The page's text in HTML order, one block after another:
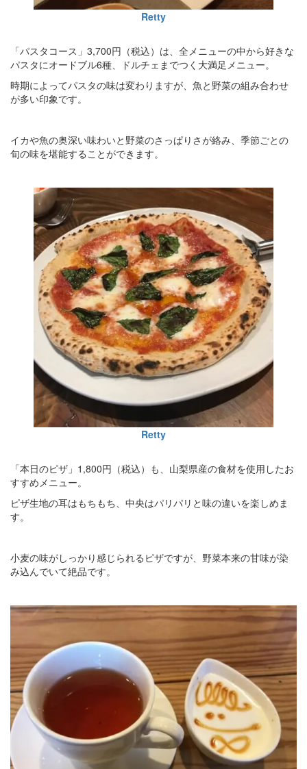
Retty
「パスタコース」3,700円（税込）は、全メニューの中から好きな
パスタにオードブル6種、ドルチェまでつく大満足メニュー。
時期によってパスタの味は変わりますが、魚と野菜の組み合わせ
が多い印象です。
イカや魚の奥深い味わいと野菜のさっぱりさが絡み、季節ごとの
旬の味を堪能することができます。
Retty
「本日のピザ」1,800円（税込）も、山梨県産の食材を使用したお
すすめメニュー。
ピザ生地の耳はもちもち、中央はパリパリと味の違いを楽しめま
す。
小麦の味がしっかり感じられるピザですが、野菜本来の甘味が染
み込んでいて絶品です。